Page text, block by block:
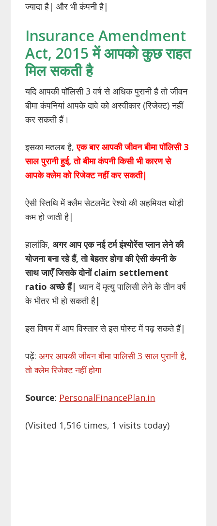
ज्यादा है| और भी कंपनी है|
Insurance Amendment
Act, 2015 में आपको कुछ राहत
मिल सकती है
यदि आपकी पॉलिसी 3 वर्ष से अधिक पुरानी है तो जीवन
बीमा कंपनियां आपके दावे को अस्वीकार (रिजेक्ट) नहीं
कर सकती हैं।
इसका मतलब है,एक बार आपकी जीवन बीमा पॉलिसी 3
साल पुरानी हुई, तो बीमा कंपनी किसी भी कारण से
आपके क्लेम को रिजेक्ट नहीं कर सकती|
ऐसी स्तिथि में क्लैम सेटलमेंट रेश्यो की अहमियत थोड़ी
कम हो जाती है|
हालांकि,अगर आप एक नई टर्म इंश्योरेंस प्लान लेने की
योजना बना रहे हैं, तो बेहतर होगा की ऐसी कंपनी के
साथ जाएँ जिसके दोनों claim settlement
ratio अच्छे हैं| ध्यान दें मृत्यु पालिसी लेने के तीन वर्ष
के भीतर भी हो सकती है|
इस विषय में आप विस्तार से इस पोस्ट में पढ़ सकते हैं|
पढ़ें:अगर आपकी जीवन बीमा पालिसी 3 साल पुरानी है,
तो क्लेम रिजेक्ट नहीं होगा
Source: PersonalFinancePlan.in
(Visited 1,516 times, 1 visits today)